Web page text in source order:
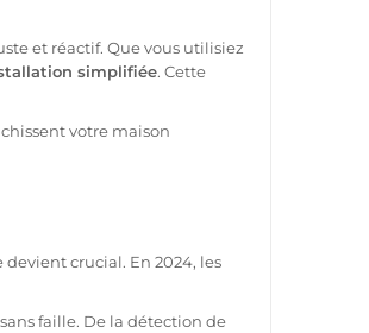
et réactif. Que vous utilisiez
simplifiée. Cette
votre maison
devient crucial. En 2024, les
sans faille. De la détection de